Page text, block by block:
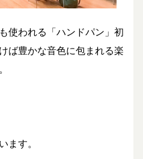
使われる「ハンドパン」初
ば豊かな音色に包まれる楽
ます。